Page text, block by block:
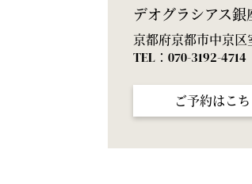
デオグラシアス銀
京都府京都市中京区
TEL：070-3192-4714
ご予約はこ